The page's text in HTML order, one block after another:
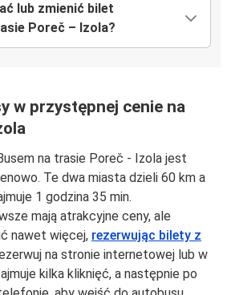
lub zmienić bilet
Poreč – Izola?
w przystępnej cenie na
na trasie Poreč - Izola jest
Te dwa miasta dzieli 60 km a
1 godzina 35 min.
mają atrakcyjne ceny, ale
nawet więcej, rezerwując bilety z
na stronie internetowej lub w
kilka kliknięć, a następnie po